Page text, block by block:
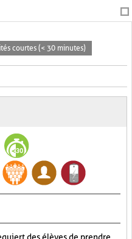
courtes (< 30 minutes)